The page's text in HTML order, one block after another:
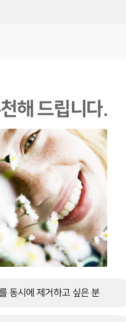
해 드립니다.
동시에 제거하고 싶은 분